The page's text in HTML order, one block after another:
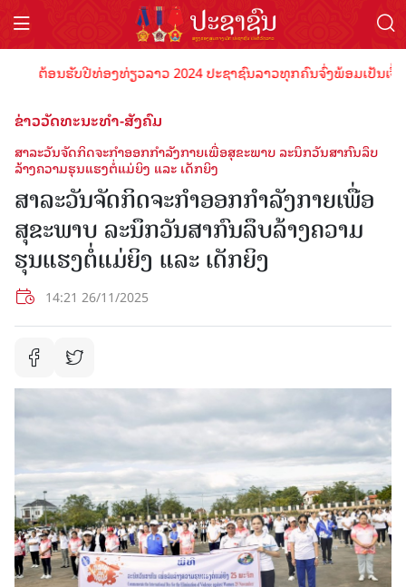
ຕ້ອນຮັບປີທ່ອງທ່ຽວລາວ 2024 ປະຊາຊົນລາວທຸກຄົນຈົ່ງພ້ອມເປັນເຈົ້າ
ຂ່າວວັດທະນະທຳ-ສັງຄົມ
ສາລະວັນຈັດກິດຈະກຳອອກກຳລັງກາຍເພື່ອສຸຂະພາບ ລະນຶກວັນສາກົນລຶບ
ລ້າງຄວາມຮຸນແຮງຕໍ່ແມ່ຍິງ ແລະ ເດັກຍິງ
ສາລະວັນຈັດກິດຈະກຳອອກກຳລັງກາຍເພື່ອ
ສຸຂະພາບ ລະນຶກວັນສາກົນລຶບລ້າງຄວາມ
ຮຸນແຮງຕໍ່ແມ່ຍິງ ແລະ ເດັກຍິງ
14:21 26/11/2025